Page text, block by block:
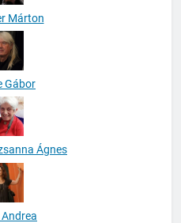
Márton
Gábor
Ágnes